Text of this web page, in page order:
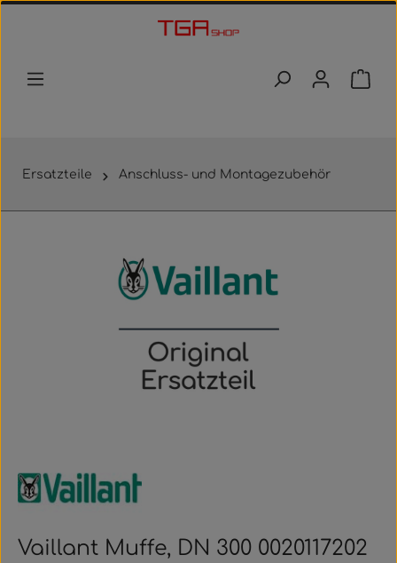
Zum Hauptinhalt springen
Ersatzteile Anschluss- und Montagezubehör
Vaillant Muffe, DN 300 0020117202